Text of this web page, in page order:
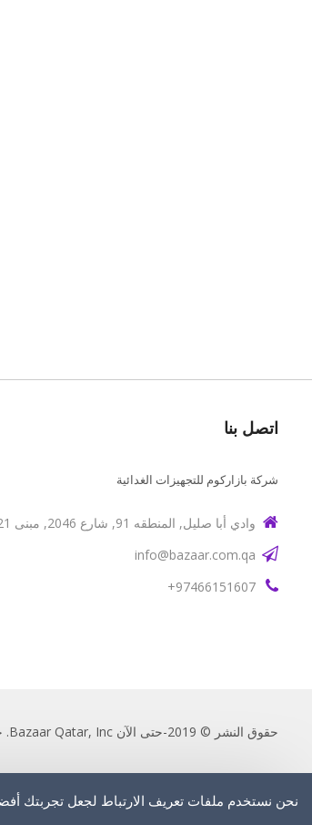
نحن نستخدم ملفات تعريف الارتباط لجعل تجربتك
اتصل بنا
شركة بازاركوم للتجهيزات الغدائية
وادي أبا صليل, المنطقه 91, شارع 2046, مبنى 21, الدوحه, قطر
info@bazaar.com.qa
97466151607+
حقوق النشر © 2019-حتى الآن Bazaar Qatar, Inc. جميع الحقوق محفوظة.